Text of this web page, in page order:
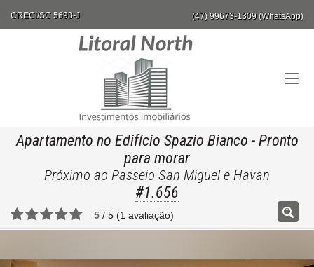
CRECI/SC 5693-J (47) 99673-1309 (WhatsApp)
Apartamento no Edifício Spazio Bianco - Pronto
para morar
Próximo ao Passeio San Miguel e Havan
#1.656
5 / 5 (1 avaliação)